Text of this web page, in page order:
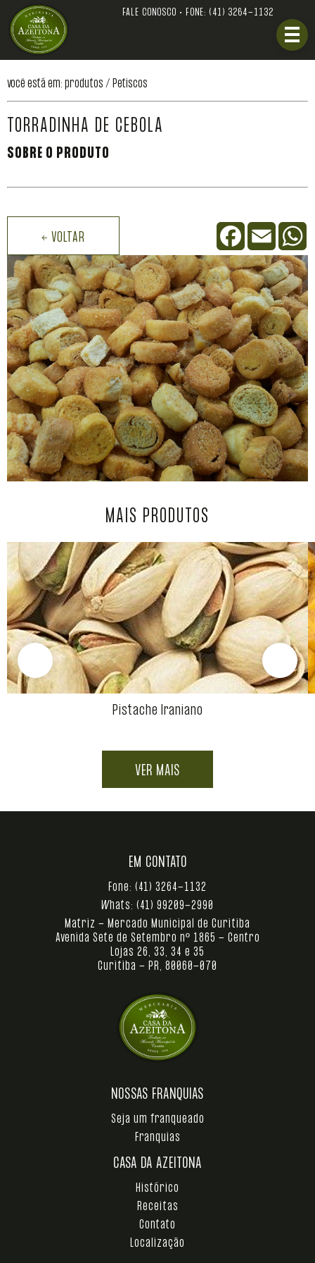
FALE CONOSCO • FONE: (41) 3264-1132
você está em: produtos / Petiscos
TORRADINHA DE CEBOLA
SOBRE O PRODUTO
← VOLTAR
FacebookEmail
MAIS PRODUTOS
Pistache Iraniano
VER MAIS
CASA DA AZEITONA
Histórico
Receitas
Contato
Localização
NOSSAS FRANQUIAS
Seja um franqueado
Franquias
EM CONTATO
Fone: (41) 3264-1132
Whats: (41) 99209-2990
Matriz - Mercado Municipal de Curitiba
Avenida Sete de Setembro nº 1865 - Centro
Lojas 26, 33, 34 e 35
Curitiba - PR, 80060-070